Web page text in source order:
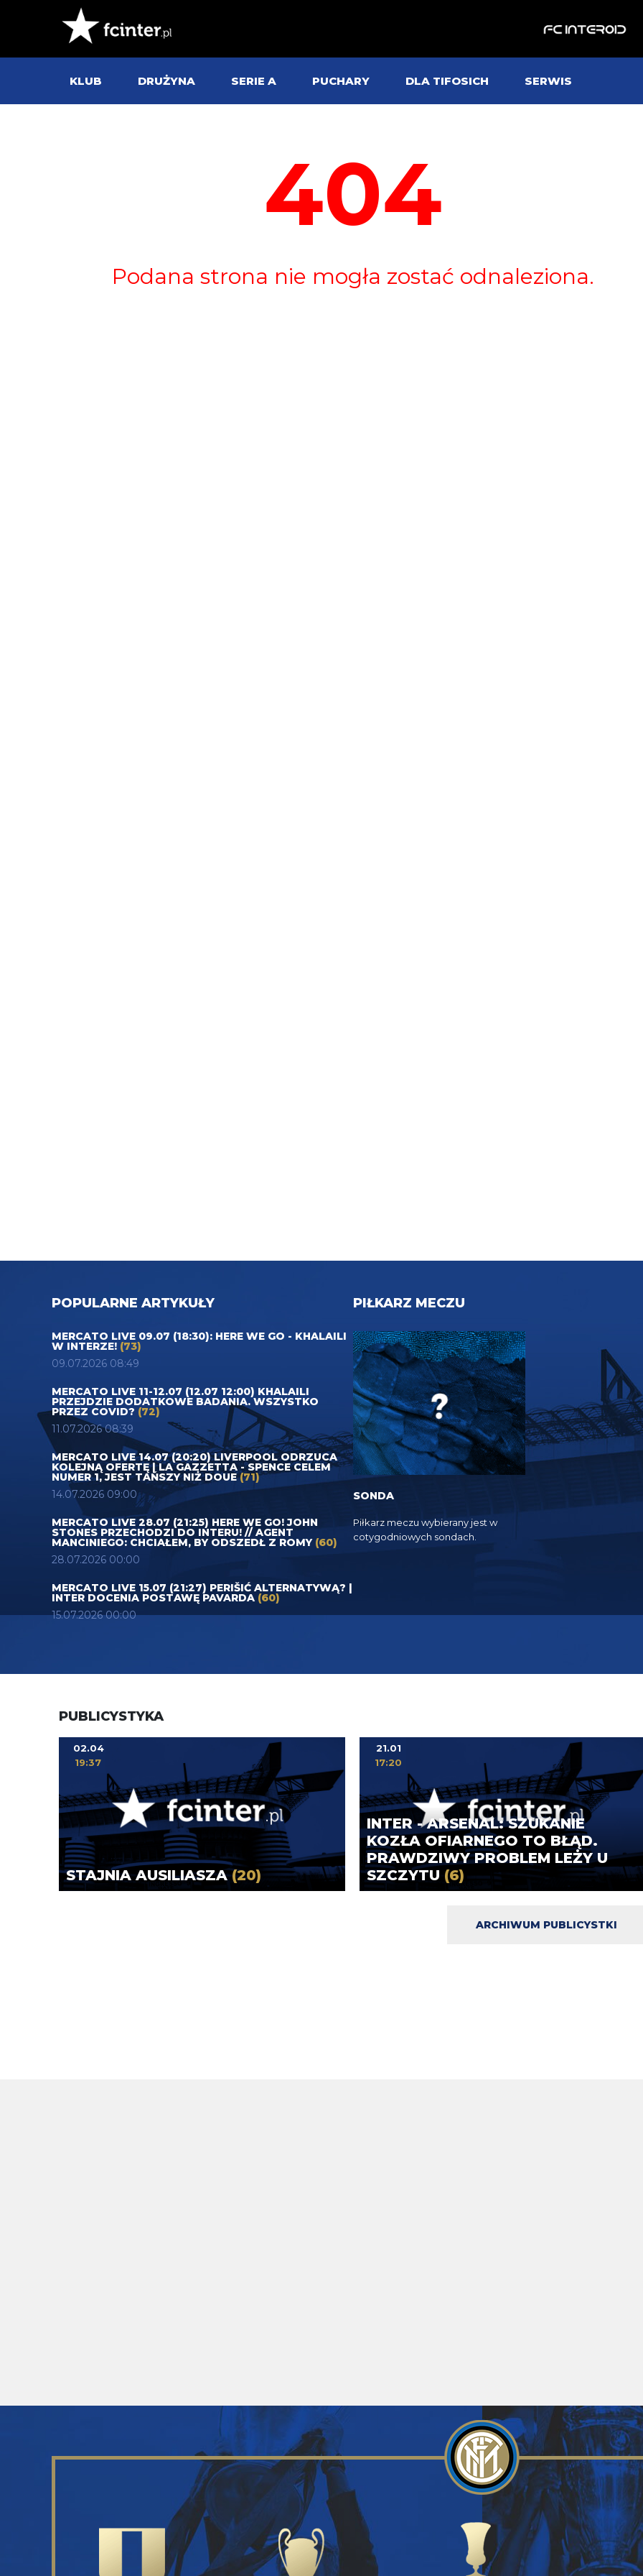
KLUB DRUŻYNA SERIE A PUCHARY DLA TIFOSICH SERWIS
404
Podana strona nie mogła zostać odnaleziona.
POPULARNE ARTYKUŁY
MERCATO LIVE 09.07 (18:30): HERE WE GO - KHALAILI
W INTERZE! (73)
09.07.2026 08:49
MERCATO LIVE 11-12.07 (12.07 12:00) KHALAILI
PRZEJDZIE DODATKOWE BADANIA. WSZYSTKO
PRZEZ COVID? (72)
11.07.2026 08:39
MERCATO LIVE 14.07 (20:20) LIVERPOOL ODRZUCA
KOLEJNĄ OFERTĘ | LA GAZZETTA - SPENCE CELEM
NUMER 1, JEST TAŃSZY NIŻ DOUE(71)
14.07.2026 09:00
MERCATO LIVE 28.07 (21:25) HERE WE GO! JOHN
STONES PRZECHODZI DO INTERU! // AGENT
MANCINIEGO: CHCIAŁEM, BY ODSZEDŁ Z ROMY (60)
28.07.2026 00:00
MERCATO LIVE 15.07 (21:27) PERIŠIĆ ALTERNATYWĄ? |
INTER DOCENIA POSTAWĘ PAVARDA (60)
15.07.2026 00:00
PIŁKARZ MECZU
SONDA
Piłkarz meczu wybierany jest w
cotygodniowych sondach.
PUBLICYSTYKA
STAJNIA AUSILIASZA(20)
02.04
19:37
INTER - ARSENAL: SZUKANIE
KOZŁA OFIARNEGO TO BŁĄD.
PRAWDZIWY PROBLEM LEŻY U
SZCZYTU (6)
21.01
17:20
ARCHIWUM PUBLICYSTKI